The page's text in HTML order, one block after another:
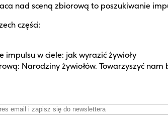
nad sceną zbiorową to poszukiwanie
części:
impulsu w ciele: jak wyrazić żywioły
Narodziny żywiołów. Towarzyszyć nam